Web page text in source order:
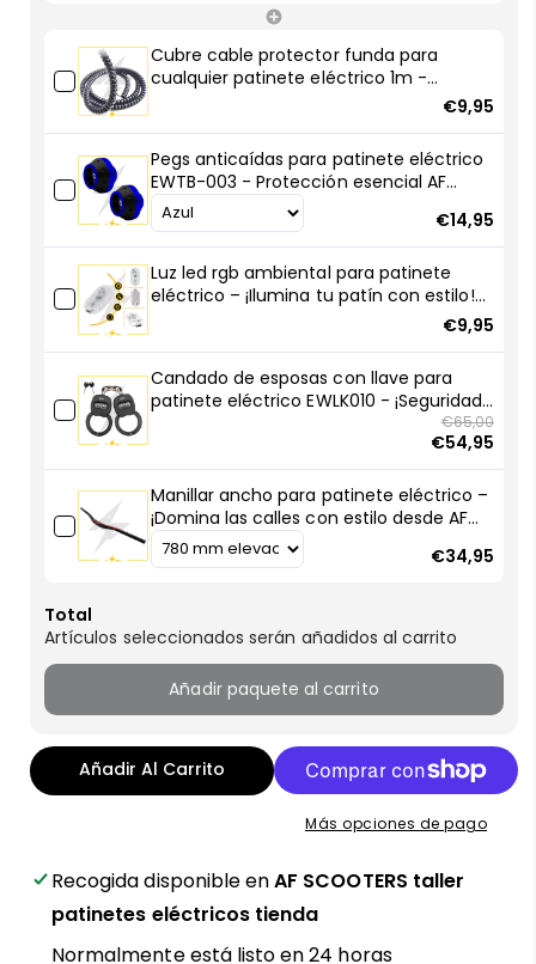
color
a
ride
con
AF
SCOOTERS!
color
a
ride
con
AF
SCOOTERS!
Cubre cable protector funda para
cualquier patinete eléctrico 1m -
€9,95
Pegs anticaídas para patinete eléctrico
EWTB-003 - Protección esencial AF
SCOOTERS
€14,95
Luz led rgb ambiental para patinete
eléctrico – ¡Ilumina tu patín con estilo!
€9,95
Candado de esposas con llave para
patinete eléctrico EWLK010 - ¡Seguridad
€65,00
€54,95
Manillar ancho para patinete eléctrico –
¡Domina las calles con estilo desde AF
SCOOTERS!
€34,95
Total
Artículos seleccionados serán añadidos al carrito
Añadir paquete al carrito
Añadir Al Carrito
Más opciones de pago
Recogida disponible enAF SCOOTERS taller
patinetes eléctricos tienda
Normalmente está listo en 24 horas